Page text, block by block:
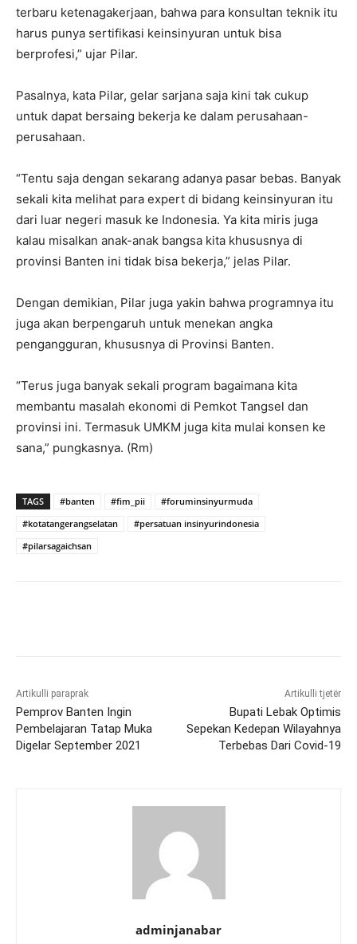
terbaru ketenagakerjaan, bahwa para konsultan teknik itu
harus punya sertifikasi keinsinyuran untuk bisa
berprofesi,” ujar Pilar.
Pasalnya, kata Pilar, gelar sarjana saja kini tak cukup
untuk dapat bersaing bekerja ke dalam perusahaan-
perusahaan.
“Tentu saja dengan sekarang adanya pasar bebas. Banyak
sekali kita melihat para expert di bidang keinsinyuran itu
dari luar negeri masuk ke Indonesia. Ya kita miris juga
kalau misalkan anak-anak bangsa kita khususnya di
provinsi Banten ini tidak bisa bekerja,” jelas Pilar.
Dengan demikian, Pilar juga yakin bahwa programnya itu
juga akan berpengaruh untuk menekan angka
pengangguran, khususnya di Provinsi Banten.
“Terus juga banyak sekali program bagaimana kita
membantu masalah ekonomi di Pemkot Tangsel dan
provinsi ini. Termasuk UMKM juga kita mulai konsen ke
sana,” pungkasnya. (Rm)
TAGS #banten #fim_pii
#foruminsinyurmuda
#kotatangerangselatan
#persatuan insinyurindonesia
#pilarsagaichsan
Artikulli paraprak
Pemprov Banten Ingin
Pembelajaran Tatap Muka
Digelar September 2021
Artikulli tjetër
Bupati Lebak Optimis
Sepekan Kedepan Wilayahnya
Terbebas Dari Covid-19
adminjanabar